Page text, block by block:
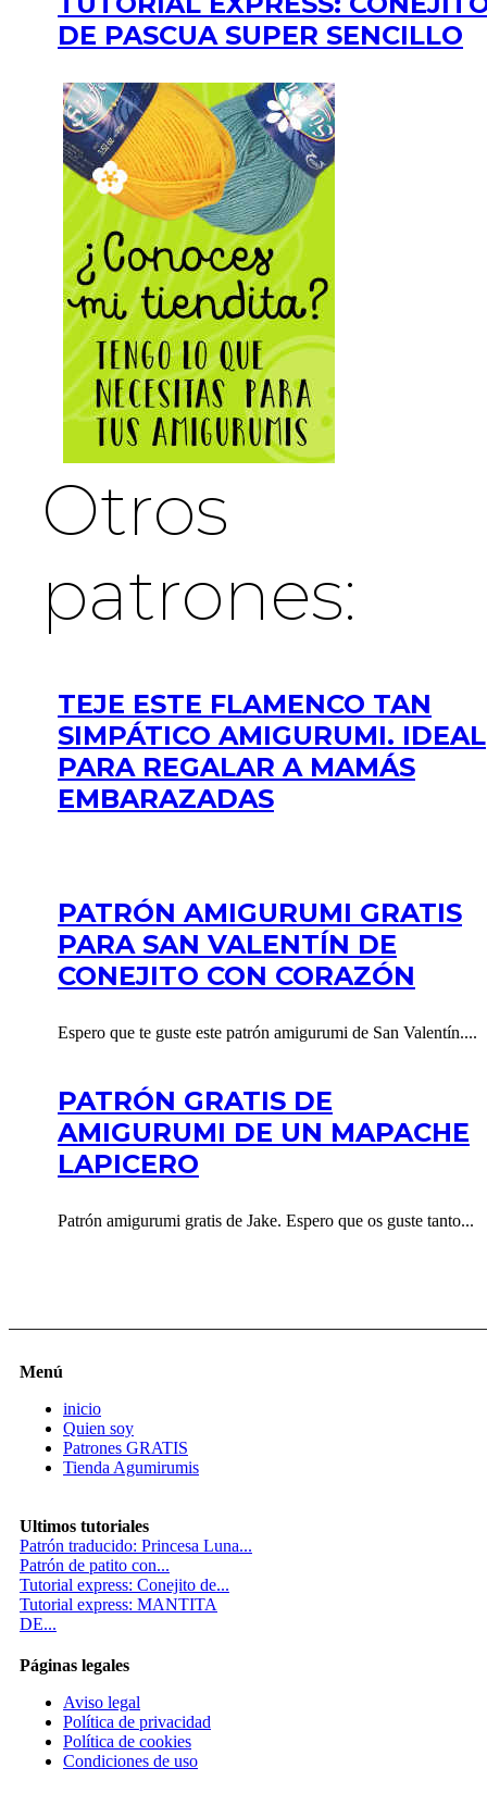
DE PASCUA SUPER SENCILLO
Otros
patrones:
TEJE ESTE FLAMENCO TAN
SIMPÁTICO AMIGURUMI. IDEAL
PARA REGALAR A MAMÁS
EMBARAZADAS
PATRÓN AMIGURUMI GRATIS
PARA SAN VALENTÍN DE
CONEJITO CON CORAZÓN
Espero que te guste este patrón amigurumi de San Valentín....
PATRÓN GRATIS DE
AMIGURUMI DE UN MAPACHE
LAPICERO
Patrón amigurumi gratis de Jake. Espero que os guste tanto...
Menú
inicio
Quien soy
Patrones GRATIS
Tienda Agumirumis
Ultimos tutoriales
Patrón traducido: Princesa Luna...
Patrón de patito con...
Tutorial express: Conejito de...
Tutorial express: MANTITA
DE...
Páginas legales
Aviso legal
Política de privacidad
Política de cookies
Condiciones de uso